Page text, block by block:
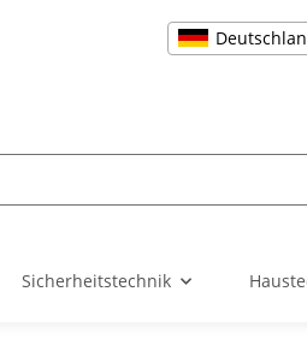
Sicherheitstechnik